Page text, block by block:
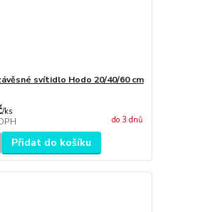
svítidlo Hodo 20/40/60 cm
/ks
do 3 dnů
Přidat do košíku